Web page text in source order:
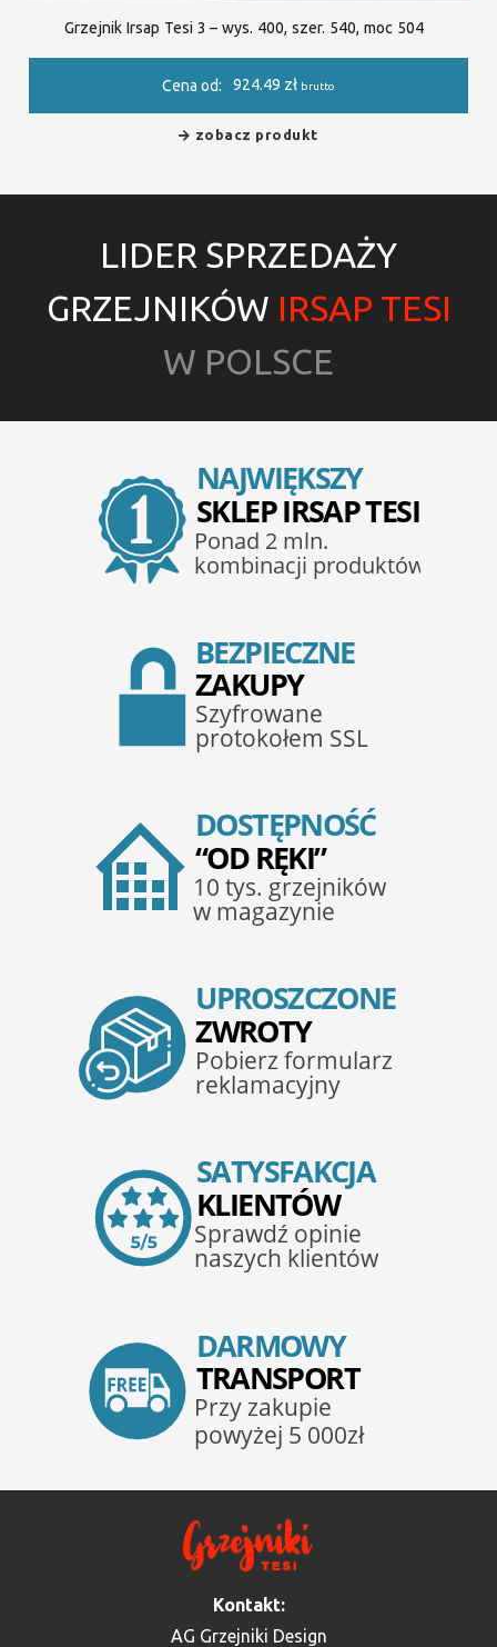
Grzejnik Irsap Tesi 3 – wys. 400, szer. 540, moc 504
Cena od: 924.49 zł brutto
zobacz produkt
LIDER SPRZEDAŻY
GRZEJNIKÓW IRSAP TESI
W POLSCE
Kontakt:
AG Grzejniki Design